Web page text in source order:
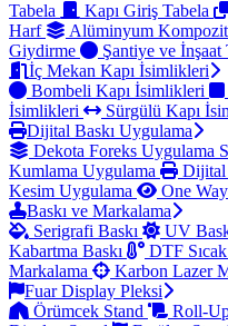
Tabela
Kapı Giriş Tabela
Harf
Alüminyum
Giydirme
Şantiye ve İnşaat
İç Mekan Kapı İsimlikleri
Bombeli Kapı İsimlikleri
İsimlikleri
Sürgülü Kapı
Dijital Baskı Uygulama
Dekota Foreks Uygulama
Kumlama Uygulama
Dijital
Kesim Uygulama
One
Baskı ve Markalama
Serigrafi Baskı
UV
Kabartma Baskı
DTF
Markalama
Karbon Lazer
Fuar Display Pleksi
Örümcek Stand
Roll-